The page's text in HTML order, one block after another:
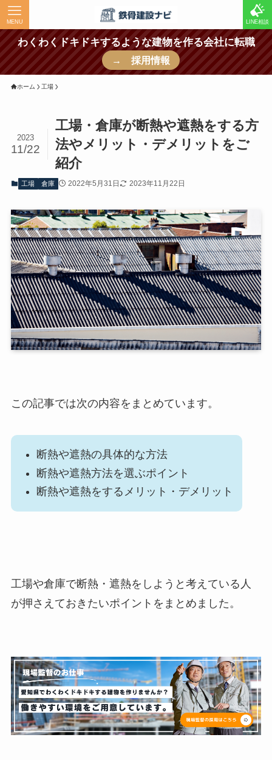
LINE相談
MENU
わくわくドキドキするような建物を作る会社に転職
→ 採用情報
ホーム 工場
工場・倉庫が断熱や遮熱をする方
法やメリット・デメリットをご
紹介
2023
11/22
工場 倉庫 2022年5月31日 2023年11月22日
この記事では次の内容をまとめています。
断熱や遮熱の具体的な方法
断熱や遮熱方法を選ぶポイント
断熱や遮熱をするメリット・デメリット
工場や倉庫で断熱・遮熱をしようと考えている人
が押さえておきたいポイントをまとめました。